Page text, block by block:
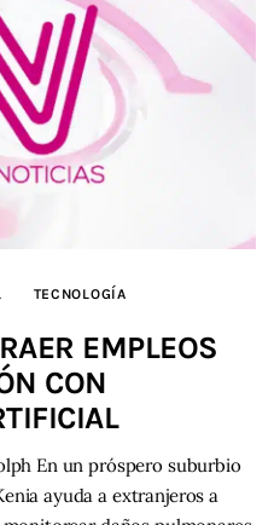
TECNOLOGÍA
EMPLEOS
CON
En un próspero suburbio
ayuda a extranjeros a